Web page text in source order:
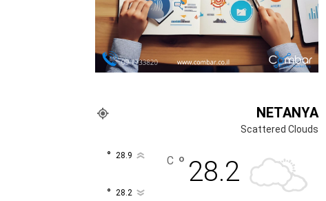
NETANYA
Scattered Clouds
28.2
°
C
28.9
°
28.2
°